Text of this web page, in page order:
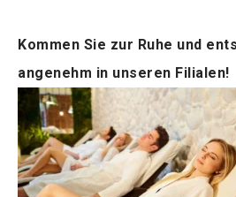
Kommen Sie zur Ruhe und
angenehm in unseren Filialen!